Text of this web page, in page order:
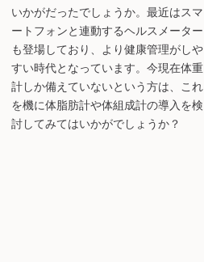
いかがだったでしょうか。最近はスマ
ートフォンと連動するヘルスメーター
も登場しており、より健康管理がしや
すい時代となっています。今現在体重
計しか備えていないという方は、これ
を機に体脂肪計や体組成計の導入を検
討してみてはいかがでしょうか？